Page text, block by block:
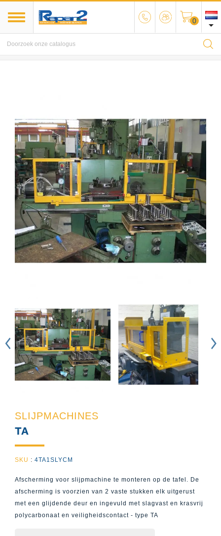
MENU
0 
SLIJPMACHINES
TA
SKU : 4TA1SLYCM
Afscherming voor slijpmachine te monteren op de tafel. De
afscherming is voorzien van 2 vaste stukken elk uitgerust
met een glijdende deur en ingevuld met slagvast en krasvrij
polycarbonaat en veiligheidscontact - type TA